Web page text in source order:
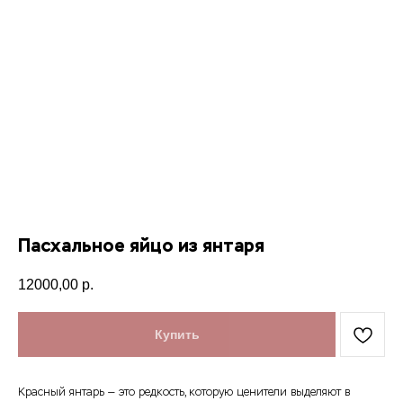
Пасхальное яйцо из янтаря
12000,00 р.
Купить
Красный янтарь — это редкость, которую ценители выделяют в